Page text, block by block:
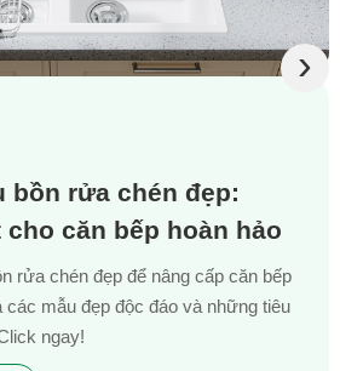
bồn rửa chén đẹp:
căn bếp hoàn hảo
rửa chén đẹp để nâng cấp căn bếp
mẫu đẹp độc đáo và những tiêu
ngay!
›